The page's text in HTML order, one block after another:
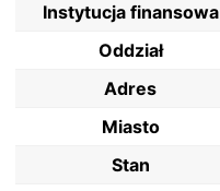
Instytucja finansowa
Oddział
Adres
Miasto
Stan